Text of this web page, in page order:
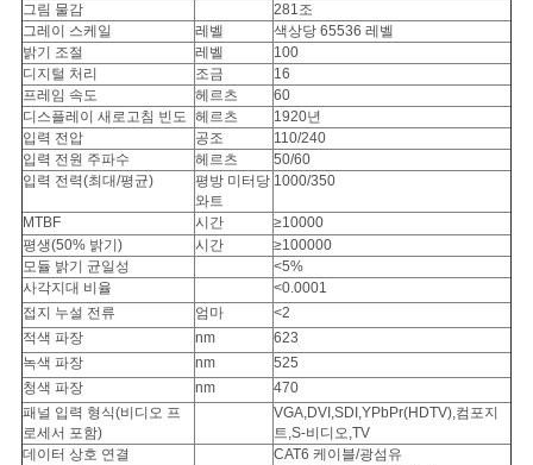
그림 물감
281조
그레이 스케일
레벨
색상당 65536 레벨
밝기 조절
레벨
100
디지털 처리
조금
16
프레임 속도
헤르츠
60
디스플레이 새로고침 빈도 헤르츠
1920년
입력 전압
공조
110/240
입력 전원 주파수
헤르츠
50/60
입력 전력(최대/평균)
평방 미터당
와트
1000/350
MTBF 시간
≥10000
평생(50% 밝기)
시간
≥100000
모듈 밝기 균일성
<5%
사각지대 비율
<0.0001
접지 누설 전류
엄마
<2
적색 파장
nm
623
녹색 파장
nm
525
청색 파장
nm
470
패널 입력 형식(비디오 프
로세서 포함)
VGA,DVI,SDI,YPbPr(HDTV),컴포지
트,S-비디오,TV
데이터 상호 연결
CAT6 케이블/광섬유